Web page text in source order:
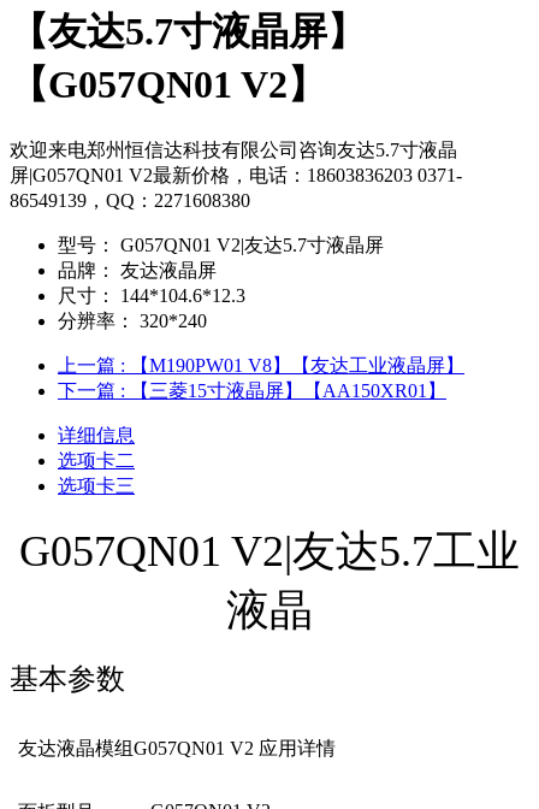
【友达5.7寸液晶屏】
【G057QN01 V2】
欢迎来电郑州恒信达科技有限公司咨询友达5.7寸液晶
屏|G057QN01 V2最新价格，电话：18603836203 0371-
86549139，QQ：2271608380
型号：
G057QN01 V2|友达5.7寸液晶屏
品牌：
友达液晶屏
尺寸：
144*104.6*12.3
分辨率：
320*240
上一篇 : 【M190PW01 V8】【友达工业液晶屏】
下一篇 : 【三菱15寸液晶屏】【AA150XR01】
详细信息
选项卡二
选项卡三
G057QN01 V2|友达5.7工业
液晶
基本参数
友达液晶模组G057QN01 V2 应用详情